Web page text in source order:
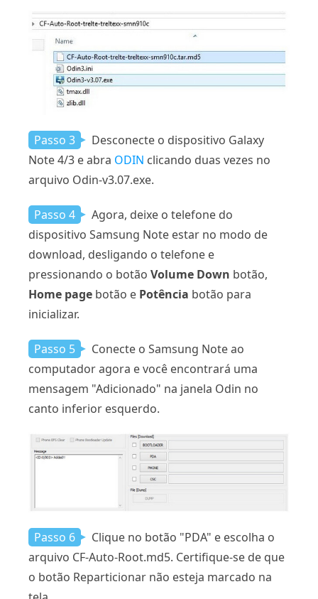
Passo 3
Desconecte o dispositivo Galaxy
Note 4/3 e abra ODIN clicando duas vezes no
arquivo Odin-v3.07.exe.
Passo 4
Agora, deixe o telefone do
dispositivo Samsung Note estar no modo de
download, desligando o telefone e
pressionando o botão Volume Down botão,
Home page botão e Potência botão para
inicializar.
Passo 5
Conecte o Samsung Note ao
computador agora e você encontrará uma
mensagem "Adicionado" na janela Odin no
canto inferior esquerdo.
Passo 6
Clique no botão "PDA" e escolha o
arquivo CF-Auto-Root.md5. Certifique-se de que
o botão Reparticionar não esteja marcado na